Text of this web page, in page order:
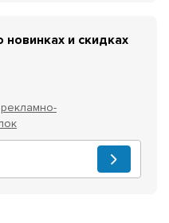
и скидках
рекламно-